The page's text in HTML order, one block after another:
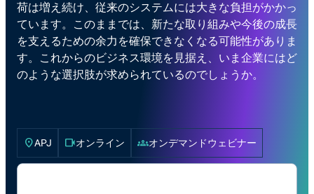
荷は増え続け、従来のシステムには大きな負担がかかっ
ています。このままでは、新たな取り組みや今後の成長
を支えるための余力を確保できなくなる可能性がありま
す。これからのビジネス環境を見据え、いま企業にはど
のような選択肢が求められているのでしょうか。
location_onAPJ videocamオンライン groupsオンデマンドウェビナー